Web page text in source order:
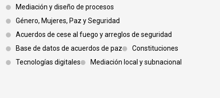
Mediación y diseño de procesos
Género, Mujeres, Paz y Seguridad
Acuerdos de cese al fuego y arreglos de seguridad
Base de datos de acuerdos de paz
Constituciones
Tecnologías digitales
Mediación local y subnacional